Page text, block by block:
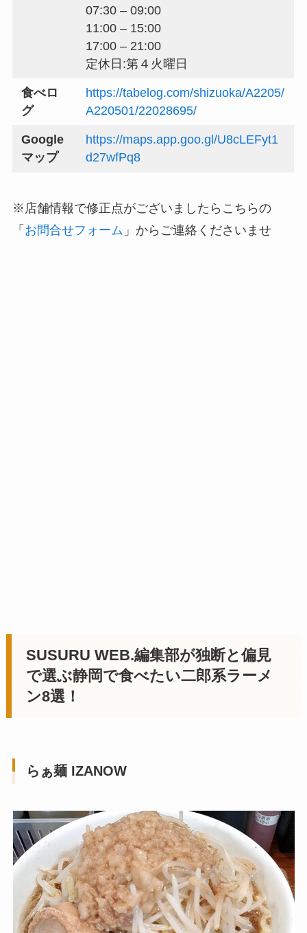
07:30 – 09:00
11:00 – 15:00
17:00 – 21:00
定休日:第４火曜日
食べロ
グ
https://tabelog.com/shizuoka/A2205/
A220501/22028695/
Google
マップ
https://maps.app.goo.gl/U8cLEFyt1
d27wfPq8
※店舗情報で修正点がございましたらこちらの
「 お問合せフォーム 」からご連絡くださいませ
SUSURU WEB.編集部が独断と偏見
で選ぶ静岡で食べたい二郎系ラーメ
ン8選！
らぁ麺 IZANOW